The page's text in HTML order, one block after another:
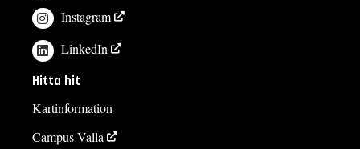
Instagram
LinkedIn
Hitta hit
Kartinformation
Campus Valla